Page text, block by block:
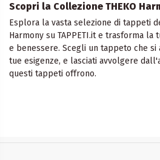
Scopri la Collezione THEKO
Esplora la vasta selezione di tappeti
Harmony su TAPPETI.it e trasforma la
e benessere. Scegli un tappeto che
tue esigenze, e lasciati avvolgere
questi tappeti offrono.